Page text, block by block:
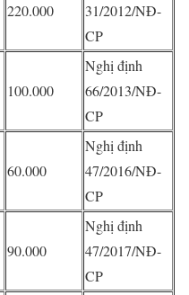
220.000
31/2012/NĐ-
CP
100.000
Nghị định
66/2013/NĐ-
CP
60.000
Nghị định
47/2016/NĐ-
CP
90.000
Nghị định
47/2017/NĐ-
CP